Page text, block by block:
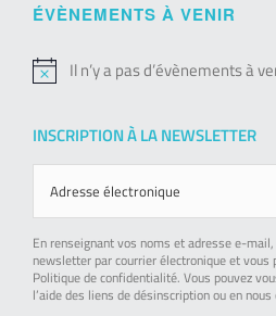
ÉVÈNEMENTS À VENIR
Notice
Il n’y a pas d’évènements à
INSCRIPTION À LA NEWSLETTER
En renseignant vos noms et adresse e-
newsletter par courrier électronique et vous
Politique de confidentialité. Vous pouvez
l’aide des liens de désinscription ou en